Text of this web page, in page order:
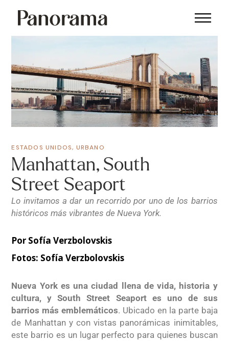
ESTADOS UNIDOS, URBANO
Manhattan, South
Street Seaport
Lo invitamos a dar un recorrido por uno de los barrios
históricos más vibrantes de Nueva York.
Por Sofía Verzbolovskis
Fotos: Sofía Verzbolovskis
Nueva York es una ciudad llena de vida, historia y
cultura, y South Street Seaport es uno de sus
barrios más emblemáticos. Ubicado en la parte baja
de Manhattan y con vistas panorámicas inimitables,
este barrio es un lugar perfecto para quienes buscan